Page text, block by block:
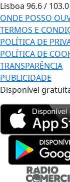
Lisboa 96.6 / 103.0
ONDE POSSO
TERMOS E
POLÍTICA DE
POLÍTICA DE
TRANSPARÊNCIA
PUBLICIDADE
Disponível